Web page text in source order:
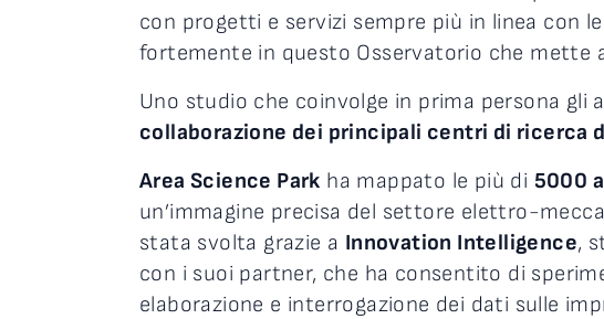
con progetti e servizi sempre più in linea con
fortemente in questo Osservatorio che mette
Uno studio che coinvolge in prima persona
collaborazione dei principali centri di ricerca
Area Science Park ha mappato le più di 5000
un’immagine precisa del settore elettro-
stata svolta grazie a Innovation Intelligence,
con i suoi partner, che ha consentito di
elaborazione e interrogazione dei dati sulle